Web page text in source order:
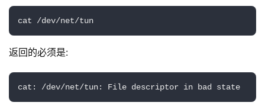
cat /dev/net/tun
返回的必须是:
cat: /dev/net/tun: File descriptor in bad state